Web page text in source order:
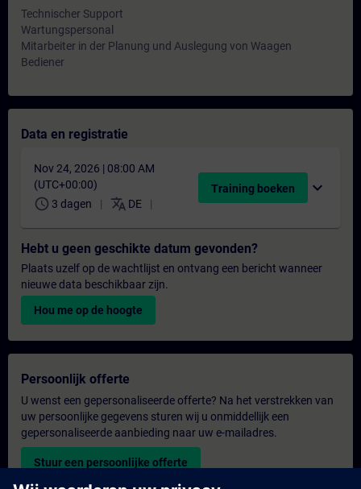
Technischer Support
Wartungspersonal
Mitarbeiter in der Planung und Auslegung von Waagen
Bediener
Data en registratie
Nov 24, 2026 | 08:00 AM
(UTC+00:00)
schedule 3 dagen translate DE
Training boeken expand_more
Hebt u geen geschikte datum gevonden?
Plaats uzelf op de wachtlijst en ontvang een bericht wanneer
nieuwe data beschikbaar zijn.
Hou me op de hoogte
Persoonlijk offerte
U wenst een gepersonaliseerde offerte? Na het verstrekken van
uw persoonlijke gegevens sturen wij u onmiddellijk een
gepersonaliseerde aanbieding naar uw e-mailadres.
Stuur een persoonlijke offerte